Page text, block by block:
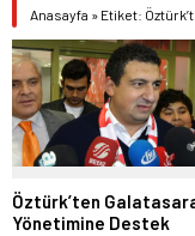
Anasayfa » Etiket:
Öztürk’ten
Yönetimine Destek